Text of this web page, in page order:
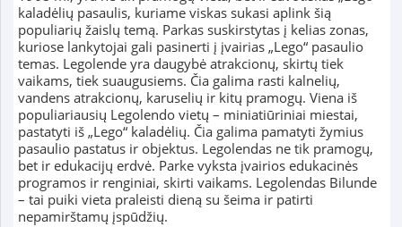
kaladėlių pasaulis, kuriame viskas sukasi aplink šią
populiarių žaislų temą. Parkas suskirstytas į kelias zonas,
kuriose lankytojai gali pasinerti į įvairias „Lego“ pasaulio
temas. Legolende yra daugybė atrakcionų, skirtų tiek
vaikams, tiek suaugusiems. Čia galima rasti kalnelių,
vandens atrakcionų, karuselių ir kitų pramogų. Viena iš
populiariausių Legolendo vietų – miniatiūriniai miestai,
pastatyti iš „Lego“ kaladėlių. Čia galima pamatyti žymius
pasaulio pastatus ir objektus. Legolendas ne tik pramogų,
bet ir edukacijų erdvė. Parke vyksta įvairios edukacinės
programos ir renginiai, skirti vaikams. Legolendas Bilunde
– tai puiki vieta praleisti dieną su šeima ir patirti
nepamirštamų įspūdžių.